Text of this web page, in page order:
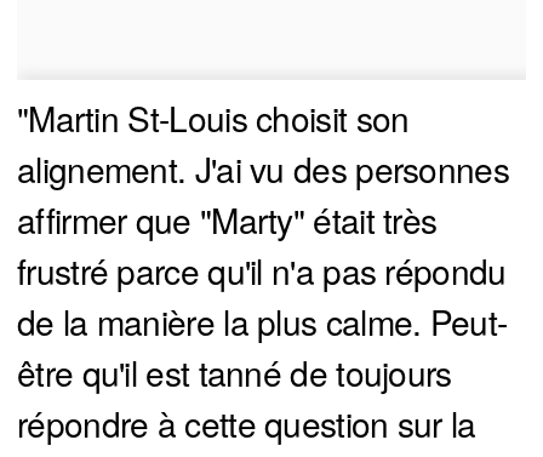
"Martin St-Louis choisit son
alignement. J'ai vu des personnes
affirmer que "Marty" était très
frustré parce qu'il n'a pas répondu
de la manière la plus calme. Peut-
être qu'il est tanné de toujours
répondre à cette question sur la